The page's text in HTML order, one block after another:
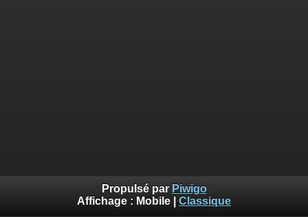
Propulsé par Piwigo
Affichage : Mobile Classique